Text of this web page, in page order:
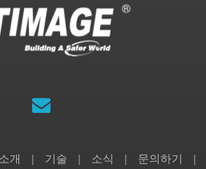
개 | 기술 | 소식 | 문의하기 |